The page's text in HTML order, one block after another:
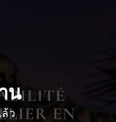
น
ว